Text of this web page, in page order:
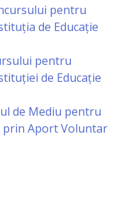
pentru
de Educație
pentru
de Educație
de Mediu pentru
prin Aport Voluntar